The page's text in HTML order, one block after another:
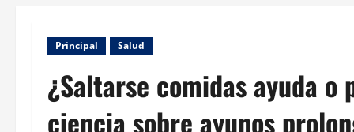
Principal Salud
¿Saltarse comidas ayuda
ciencia sobre ayunos